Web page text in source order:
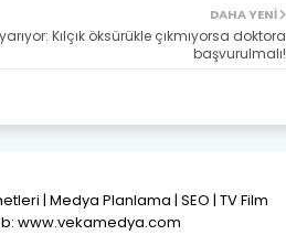
DAHA YENI
Kılçık öksürükle çıkmıyorsa doktora
başvurulmalı!
| Medya Planlama | SEO | TV Film
www.vekamedya.com